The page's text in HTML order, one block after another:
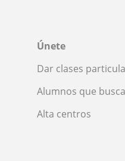
Únete
Dar clases
Alumnos que
Alta centros